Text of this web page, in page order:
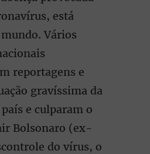
está
Vários
reportagens e
gravíssima da
e culparam o
Bolsonaro (ex-
do vírus, o